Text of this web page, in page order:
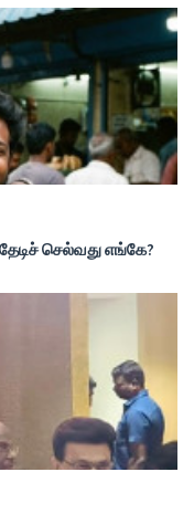
செல்வது எங்கே?